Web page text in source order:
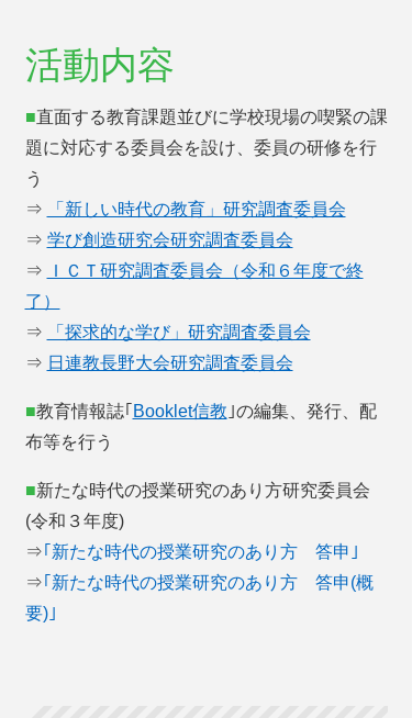
活動内容
直面する教育課題並びに学校現場の喫緊の課
題に対応する委員会を設け、委員の研修を行
う
⇒
「新しい時代の教育」研究調査委員会
⇒ 学び創造研究会研究調査委員会
⇒
ＩＣＴ研究調査委員会（令和６年度で終
了）
⇒
「探求的な学び」研究調査委員会
⇒ 日連教長野大会研究調査委員会
教育情報誌｢ Booklet信教 ｣の編集、発行、配
布等を行う
新たな時代の授業研究のあり方研究委員会
(令和３年度)
⇒｢新たな時代の授業研究のあり方 答申｣
⇒｢新たな時代の授業研究のあり方 答申(概
要)｣